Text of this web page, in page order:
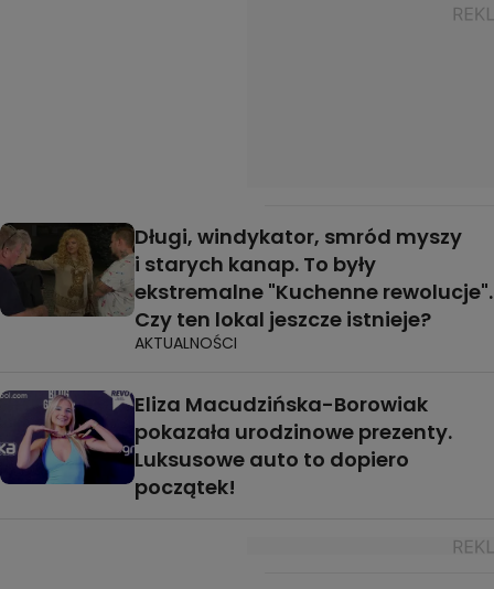
Długi, windykator, smród myszy
i starych kanap. To były
ekstremalne "Kuchenne rewolucje".
Czy ten lokal jeszcze istnieje?
AKTUALNOŚCI
Eliza Macudzińska-Borowiak
pokazała urodzinowe prezenty.
Luksusowe auto to dopiero
początek!